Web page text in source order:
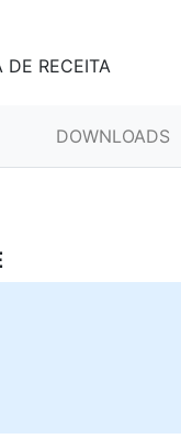
DE RECEITA
DOWNLOADS